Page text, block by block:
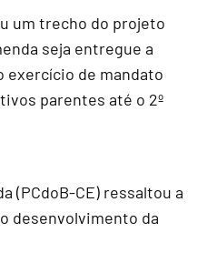
um trecho do projeto
seja entregue a
exercício de mandato
parentes até o 2º
(PCdoB-CE) ressaltou a
desenvolvimento da